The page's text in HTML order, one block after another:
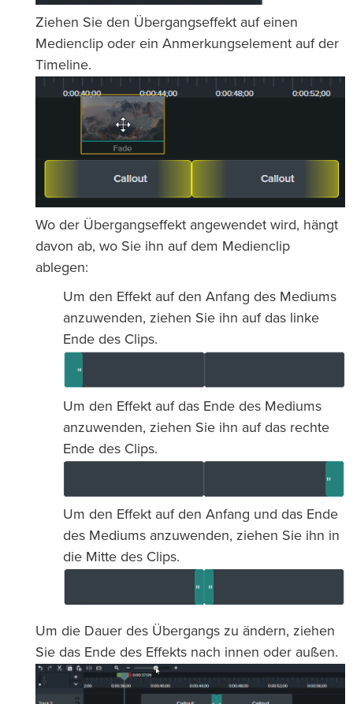
Ziehen Sie den Übergangseffekt auf einen
Medienclip oder ein Anmerkungselement auf der
Timeline.
Wo der Übergangseffekt angewendet wird, hängt
davon ab, wo Sie ihn auf dem Medienclip
ablegen:
Um den Effekt auf den Anfang des Mediums
anzuwenden, ziehen Sie ihn auf das linke
Ende des Clips.
Um den Effekt auf das Ende des Mediums
anzuwenden, ziehen Sie ihn auf das rechte
Ende des Clips.
Um den Effekt auf den Anfang und das Ende
des Mediums anzuwenden, ziehen Sie ihn in
die Mitte des Clips.
Um die Dauer des Übergangs zu ändern, ziehen
Sie das Ende des Effekts nach innen oder außen.